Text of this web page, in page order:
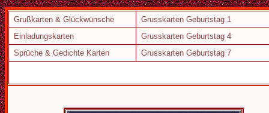
Grußkarten & Glückwünsche
Grusskarten Geburtstag 1
Einladungskarten
Grusskarten Geburtstag 4
Sprüche & Gedichte Karten
Grusskarten Geburtstag 7